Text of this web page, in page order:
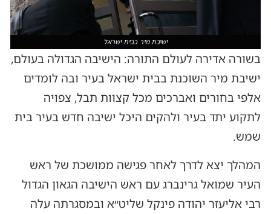
ישיבת מיר בבית ישראל
בשורה אדירה לעולם התורה: הישיבה הגדולה בעולם,
ישיבת מיר השוכנת בבית ישראל בעיר ובה לומדים
אלפי בחורים ואברכים מכל קצוות תבל, צפויה
לתקוע יתד בעיר ולהקים היכל ישיבה חדש בעיר בית
שמש.
המהלך יצא לדרך לאחר פגישה ממושכת של ראש
העיר שמואל גרינברג עם ראש הישיבה הגאון הגדול
רבי אליעזר יהודה פינקל שליט״א ובמסגרתה עלה